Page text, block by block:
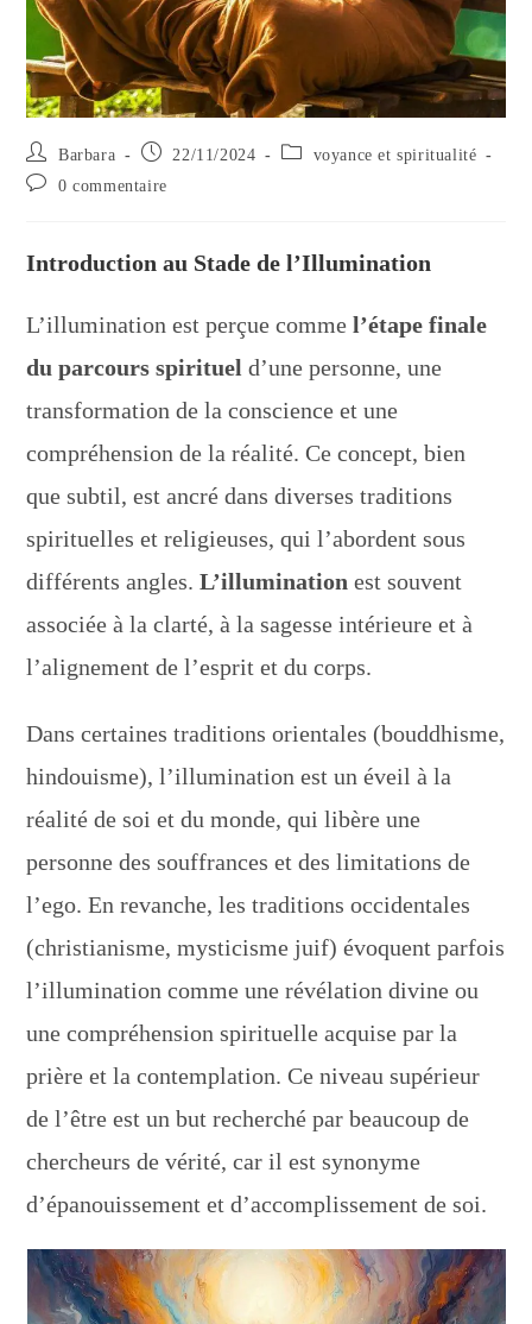
Auteur/autrice
de
la
Barbara
Publication
22/11/2024
Post
voyance et spiritualité
Commentaires
0 commentaire
Introduction au Stade de l’Illumination
L’illumination est perçue commel’étape finale
du parcours spirituel d’une personne, une
transformation de la conscience et une
compréhension de la réalité. Ce concept, bien
que subtil, est ancré dans diverses traditions
spirituelles et religieuses, qui l’abordent sous
différents angles.L’illuminationest souvent
associée à la clarté, à la sagesse intérieure et à
l’alignement de l’esprit et du corps.
Dans certaines traditions orientales (bouddhisme,
hindouisme), l’illumination est un éveil à la
réalité de soi et du monde, qui libère une
personne des souffrances et des limitations de
l’ego. En revanche, les traditions occidentales
(christianisme, mysticisme juif) évoquent parfois
l’illumination comme une révélation divine ou
une compréhension spirituelle acquise par la
prière et la contemplation. Ce niveau supérieur
de l’être est un but recherché par beaucoup de
chercheurs de vérité, car il est synonyme
d’épanouissement et d’accomplissement de soi.